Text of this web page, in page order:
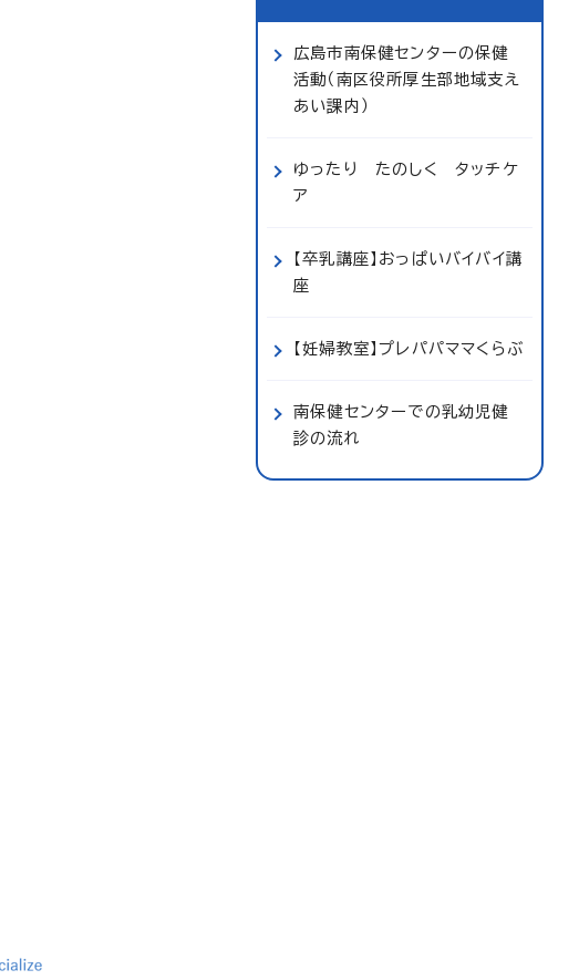
広島市南保健センターの保健
活動（南区役所厚生部地域支え
あい課内）
ゆったり たのしく タッチケ
ア
【卒乳講座】おっぱいバイバイ講
座
【妊婦教室】プレパパママくらぶ
南保健センターでの乳幼児健
診の流れ